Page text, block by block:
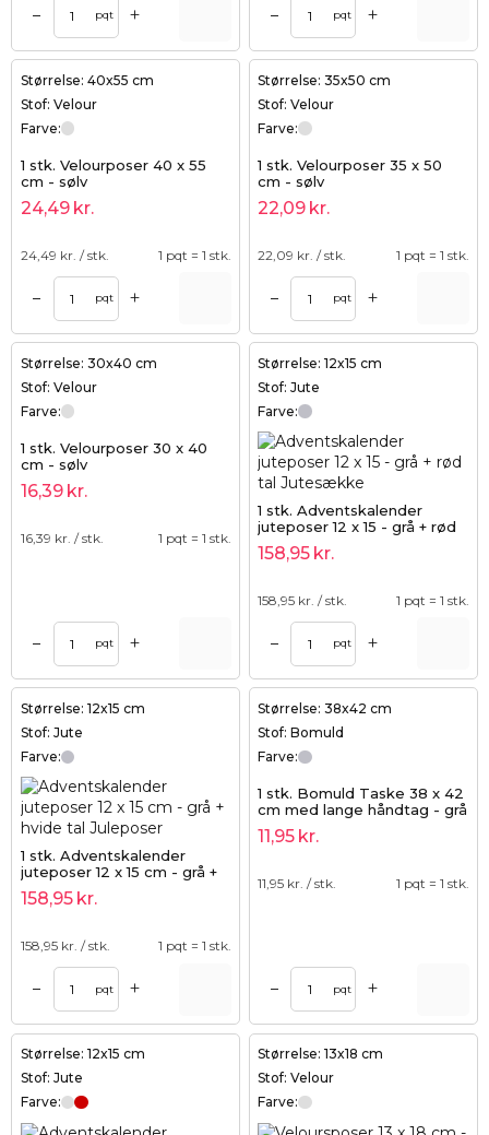
– pqt + – pqt +
Størrelse: 40x55 cm
Stof: Velour
Farve:
1 stk. Velourposer 40 x 55
cm - sølv
24,49 kr.
24,49 kr. / stk. 1 pqt = 1 stk.
– pqt +
Størrelse: 35x50 cm
Stof: Velour
Farve:
1 stk. Velourposer 35 x 50
cm - sølv
22,09 kr.
22,09 kr. / stk. 1 pqt = 1 stk.
– pqt +
Størrelse: 30x40 cm
Stof: Velour
Farve:
1 stk. Velourposer 30 x 40
cm - sølv
16,39 kr.
16,39 kr. / stk. 1 pqt = 1 stk.
– pqt +
Størrelse: 12x15 cm
Stof: Jute
Farve:
1 stk. Adventskalender
juteposer 12 x 15 - grå + rød
tal
158,95 kr.
158,95 kr. / stk. 1 pqt = 1 stk.
– pqt +
Størrelse: 12x15 cm
Stof: Jute
Farve:
1 stk. Adventskalender
juteposer 12 x 15 cm - grå +
hvide tal
158,95 kr.
158,95 kr. / stk. 1 pqt = 1 stk.
– pqt +
Størrelse: 38x42 cm
Stof: Bomuld
Farve:
1 stk. Bomuld Taske 38 x 42
cm med lange håndtag - grå
11,95 kr.
11,95 kr. / stk. 1 pqt = 1 stk.
– pqt +
Størrelse: 12x15 cm
Stof: Jute
Farve:
Størrelse: 13x18 cm
Stof: Velour
Farve: